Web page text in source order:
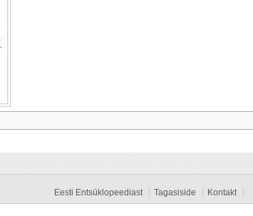
Eesti Entsüklopeediast Tagasiside Kontakt